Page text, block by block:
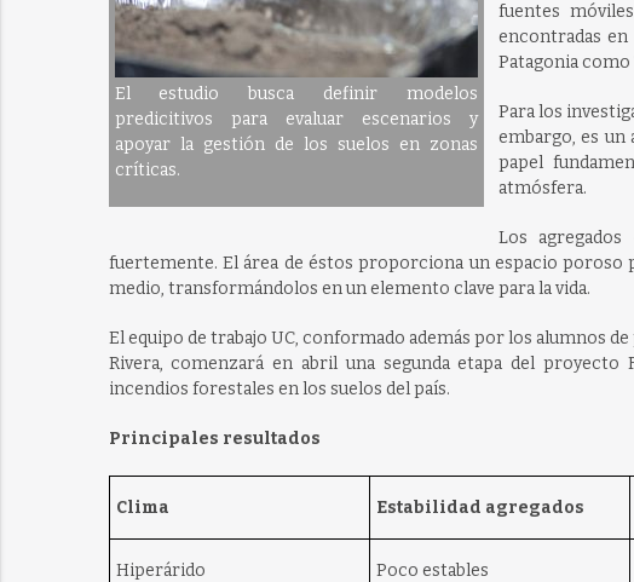
El estudio busca definir modelos
predicitivos para evaluar escenarios y
apoyar la gestión de los suelos en zonas
críticas.
fuentes
encontradas
Patagonia como
Para los
embargo, es un
papel
atmósfera.
Los
fuertemente. El área de éstos proporciona un espacio poroso
medio, transformándolos en un elemento clave para la vida.
El equipo de trabajo UC, conformado además por los alumnos
Rivera, comenzará en abril una segunda etapa del
incendios forestales en los suelos del país.
Principales resultados
Clima Estabilidad agregados
Hiperárido Poco estables